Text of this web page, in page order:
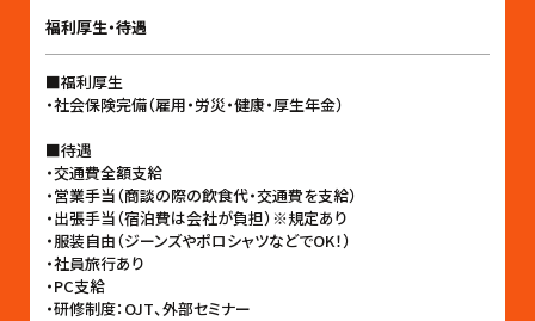
福利厚生・待遇
■福利厚生
・社会保険完備（雇用・労災・健康・厚生年金）
■待遇
・交通費全額支給
・営業手当（商談の際の飲食代・交通費を支給）
・出張手当（宿泊費は会社が負担）※規定あり
・服装自由（ジーンズやポロシャツなどでOK！）
・社員旅行あり
・PC支給
・研修制度：OJT、外部セミナー